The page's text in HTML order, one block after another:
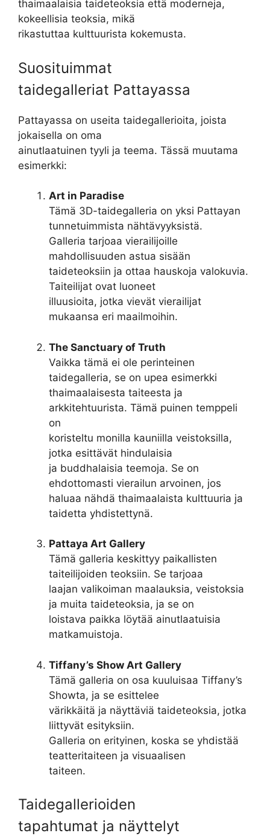
thaimaalaisia taideteoksia että moderneja,
kokeellisia teoksia, mikä
rikastuttaa kulttuurista kokemusta.
Suosituimmat
taidegalleriat Pattayassa
Pattayassa on useita taidegallerioita, joista
jokaisella on oma
ainutlaatuinen tyyli ja teema. Tässä muutama
esimerkki:
Art in Paradise
Tämä 3D-taidegalleria on yksi Pattayan
tunnetuimmista nähtävyyksistä.
Galleria tarjoaa vierailijoille
mahdollisuuden astua sisään
taideteoksiin ja ottaa hauskoja valokuvia.
Taiteilijat ovat luoneet
illuusioita, jotka vievät vierailijat
mukaansa eri maailmoihin.
The Sanctuary of Truth
Vaikka tämä ei ole perinteinen
taidegalleria, se on upea esimerkki
thaimaalaisesta taiteesta ja
arkkitehtuurista. Tämä puinen temppeli
on
koristeltu monilla kauniilla veistoksilla,
jotka esittävät hindulaisia
ja buddhalaisia teemoja. Se on
ehdottomasti vierailun arvoinen, jos
haluaa nähdä thaimaalaista kulttuuria ja
taidetta yhdistettynä.
Pattaya Art Gallery
Tämä galleria keskittyy paikallisten
taiteilijoiden teoksiin. Se tarjoaa
laajan valikoiman maalauksia, veistoksia
ja muita taideteoksia, ja se on
loistava paikka löytää ainutlaatuisia
matkamuistoja.
Tiffany’s Show Art Gallery
Tämä galleria on osa kuuluisaa Tiffany’s
Showta, ja se esittelee
värikkäitä ja näyttäviä taideteoksia, jotka
liittyvät esityksiin.
Galleria on erityinen, koska se yhdistää
teatteritaiteen ja visuaalisen
taiteen.
Taidegallerioiden
tapahtumat ja näyttelyt